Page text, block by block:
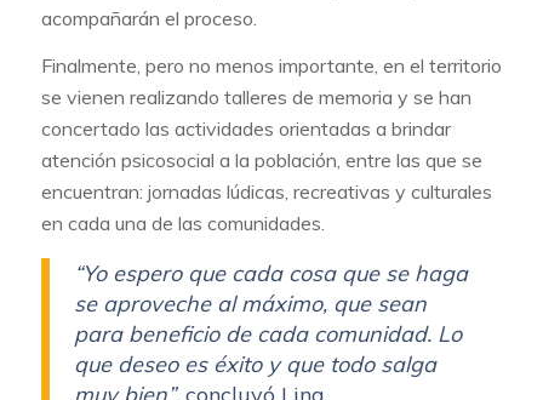
acompañarán el proceso.
Finalmente, pero no menos importante, en el territorio
se vienen realizando talleres de memoria y se han
concertado las actividades orientadas a brindar
atención psicosocial a la población, entre las que se
encuentran: jornadas lúdicas, recreativas y culturales
en cada una de las comunidades.
“Yo espero que cada cosa que se haga
se aproveche al máximo, que sean
para beneficio de cada comunidad. Lo
que deseo es éxito y que todo salga
muy bien”, concluyó Lina.